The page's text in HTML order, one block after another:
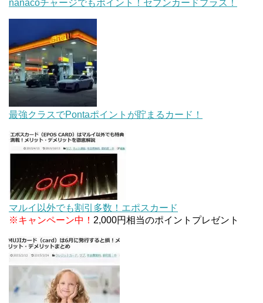
nanacoチャージでもポイント！セブンカードプラス！
最強クラスでPontaポイントが貯まるカード！
マルイ以外でも割引多数！エポスカード
※キャンペーン中！ 2,000円相当のポイントプレゼント